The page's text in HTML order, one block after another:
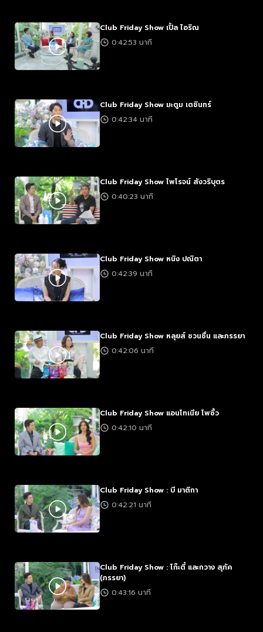
Club Friday Show เปิ้ล ไอริณ
0:42:53 นาที
Club Friday Show มะตูม เตชินทร์
0:42:34 นาที
Club Friday Show ไพโรจน์ สังวริบุตร
0:40:23 นาที
Club Friday Show หนิง ปณิตา
0:42:39 นาที
Club Friday Show หลุยส์ ชวนชื่น และภรรยา
0:42:06 นาที
Club Friday Show แอนโทเนีย โพซิ้ว
0:42:10 นาที
Club Friday Show : บี มาติกา
0:42:21 นาที
Club Friday Show : โก๊ะตี๋ และกวาง สุภัค
(ภรรยา)
0:43:16 นาที